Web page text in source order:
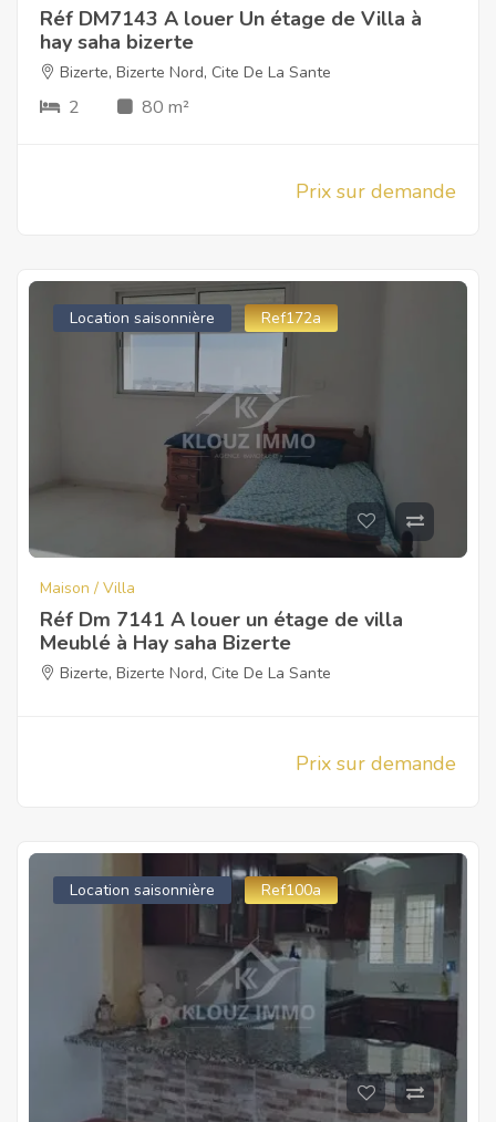
Réf DM7143 A louer Un étage de Villa à
hay saha bizerte
Bizerte, Bizerte Nord, Cite De La Sante
2 80 m²
Prix sur demande
Location saisonnière Ref172a
Maison / Villa
Réf Dm 7141 A louer un étage de villa
Meublé à Hay saha Bizerte
Bizerte, Bizerte Nord, Cite De La Sante
Prix sur demande
Location saisonnière Ref100a